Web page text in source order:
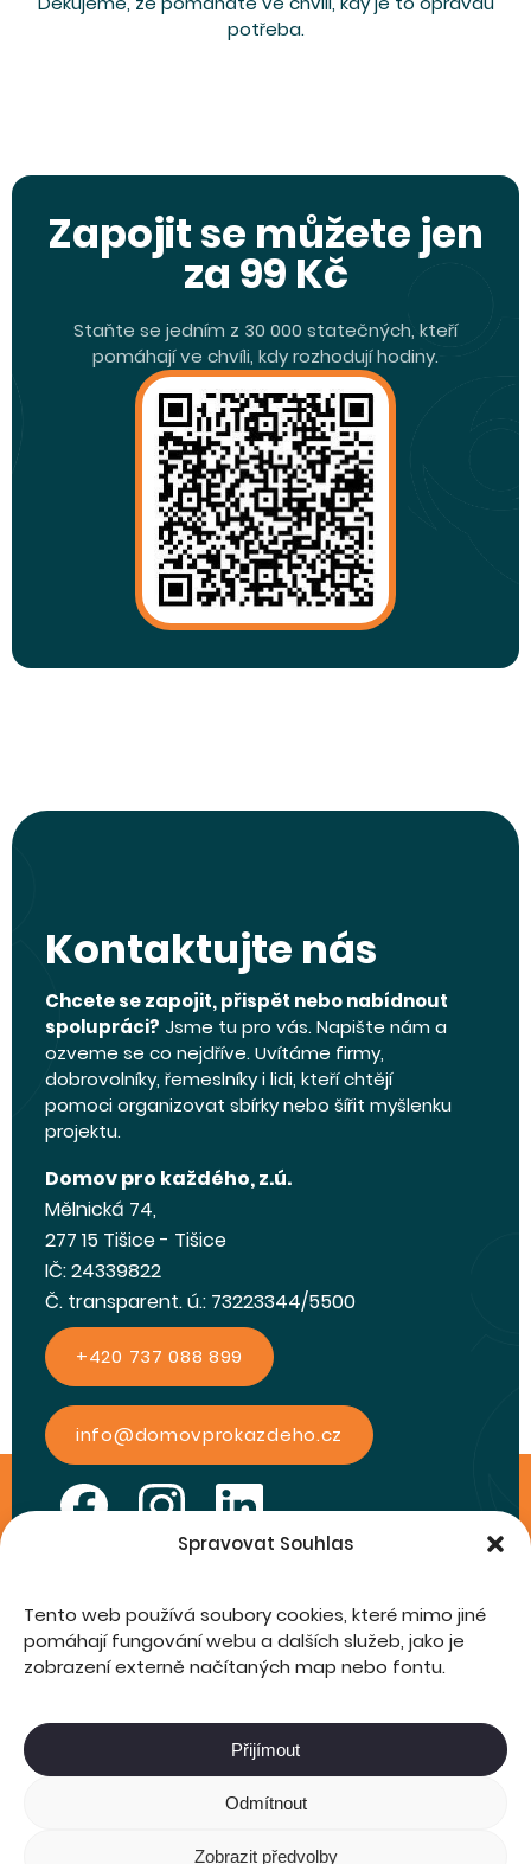
Spravovat Souhlas
Tento web používá soubory cookies, které mimo jiné
pomáhají fungování webu a dalších služeb, jako je
zobrazení externě načítaných map nebo fontu.
Přijímout
Odmítnout
Zobrazit předvolby
potřeba.
Zapojit se můžete jen
za 99 Kč
Staňte se jedním z 30 000 statečných, kteří
pomáhají ve chvíli, kdy rozhodují hodiny.
Kontaktujte nás
Chcete se zapojit, přispět nebo nabídnout
spolupráci? Jsme tu pro vás. Napište nám a
ozveme se co nejdříve. Uvítáme firmy,
dobrovolníky, řemeslníky i lidi, kteří chtějí
pomoci organizovat sbírky nebo šířit myšlenku
projektu.
Domov pro každého, z.ú.
Mělnická 74,
277 15 Tišice - Tišice
IČ: 24339822
Č. transparent. ú.: 73223344/5500
+420 737 088 899
info@domovprokazdeho.cz
Úvod
Ochrana osobních údajů